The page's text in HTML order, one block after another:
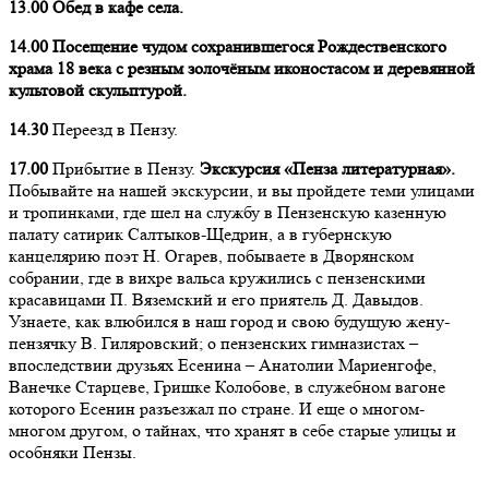
13.00 Обед в кафе села.
14.00 Посещение чудом сохранившегося Рождественского
храма 18 века с резным золочёным иконостасом и деревянной
культовой скульптурой.
14.30 Переезд в Пензу.
17.00 Прибытие в Пензу. Экскурсия «Пенза литературная».
Побывайте на нашей экскурсии, и вы пройдете теми улицами
и тропинками, где шел на службу в Пензенскую казенную
палату сатирик Салтыков-Щедрин, а в губернскую
канцелярию поэт Н. Огарев, побываете в Дворянском
собрании, где в вихре вальса кружились с пензенскими
красавицами П. Вяземский и его приятель Д. Давыдов.
Узнаете, как влюбился в наш город и свою будущую жену-
пензячку В. Гиляровский; о пензенских гимназистах –
впоследствии друзьях Есенина – Анатолии Мариенгофе,
Ванечке Старцеве, Гришке Колобове, в служебном вагоне
которого Есенин разъезжал по стране. И еще о многом-
многом другом, о тайнах, что хранят в себе старые улицы и
особняки Пензы.